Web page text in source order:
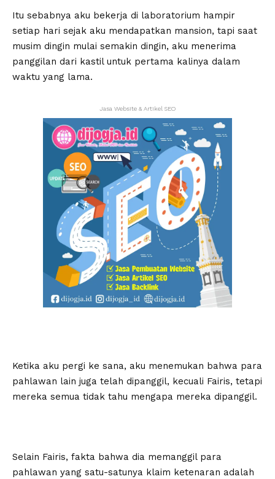
Itu sebabnya aku bekerja di laboratorium hampir
setiap hari sejak aku mendapatkan mansion, tapi saat
musim dingin mulai semakin dingin, aku menerima
panggilan dari kastil untuk pertama kalinya dalam
waktu yang lama.
Jasa Website & Artikel SEO
Ketika aku pergi ke sana, aku menemukan bahwa para
pahlawan lain juga telah dipanggil, kecuali Fairis, tetapi
mereka semua tidak tahu mengapa mereka dipanggil.
Selain Fairis, fakta bahwa dia memanggil para
pahlawan yang satu-satunya klaim ketenaran adalah